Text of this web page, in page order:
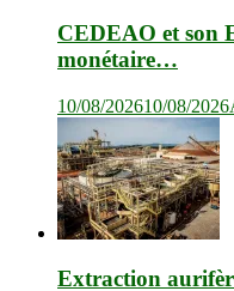
CEDEAO et son
monétaire…
10/08/202610/08/2026
Extraction